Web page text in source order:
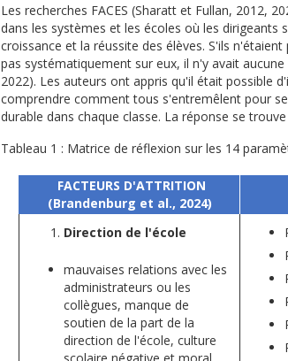
Les recherches FACES (Sharatt et Fullan, 2012,
dans les systèmes et les écoles où les dirigeants
croissance et la réussite des élèves. S'ils
pas systématiquement sur eux, il n'y avait
2022). Les auteurs ont appris qu'il était possible
comprendre comment tous s'entremêlent pour
durable dans chaque classe. La réponse se
Tableau 1 : Matrice de réflexion sur les 14
FACTEURS D'ATTRITION
(Brandenburg et al., 2024)
Direction de l'école
mauvaises relations avec les
administrateurs ou les
collègues, manque de
soutien de la part de la
direction de l'école, culture
scolaire négative et moral